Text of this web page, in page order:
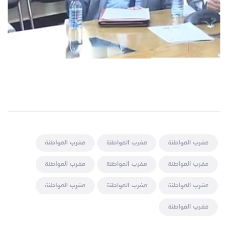
مغرب المواطنة مغرب المواطنة
مغرب المواطنة
مغرب المواطنة
مغرب المواطنة
مغرب المواطنة
مغرب المواطنة
مغرب المواطنة
مغرب المواطنة
مغرب المواطنة